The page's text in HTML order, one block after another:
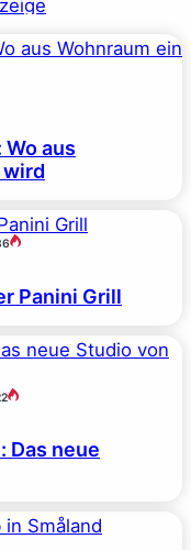
aus
wird
Panini Grill
Das neue